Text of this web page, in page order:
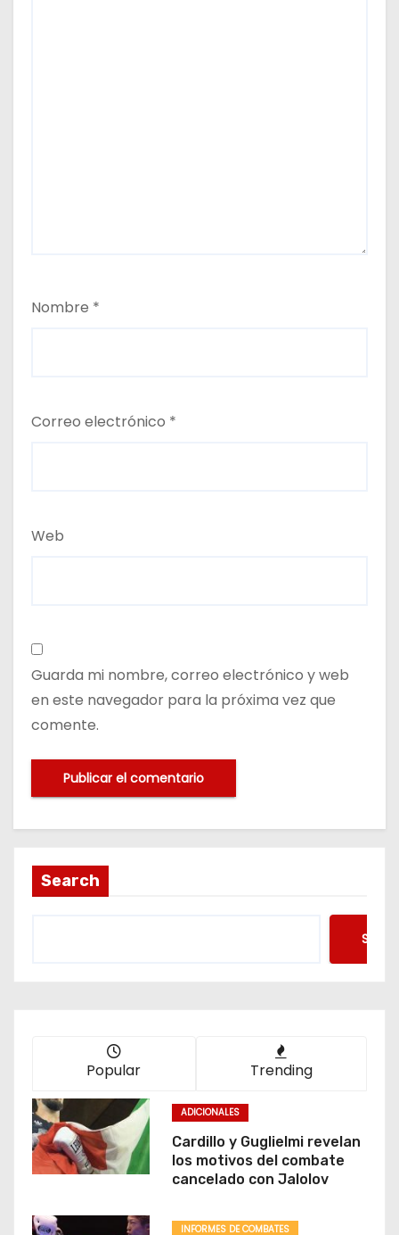
Nombre *
Correo electrónico *
Web
Guarda mi nombre, correo electrónico y web
en este navegador para la próxima vez que
comente.
Search
Popular Trending
ADICIONALES
Cardillo y Guglielmi revelan
los motivos del combate
cancelado con Jalolov
INFORMES DE COMBATES